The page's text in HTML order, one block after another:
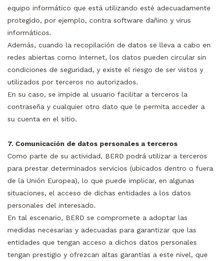
equipo informático que está utilizando esté adecuadamente
protegido, por ejemplo, contra software dañino y virus
informáticos.
Además, cuando la recopilación de datos se lleva a cabo en
redes abiertas como Internet, los datos pueden circular sin
condiciones de seguridad, y existe el riesgo de ser vistos y
utilizados por terceros no autorizados.
En su caso, se impide al usuario facilitar a terceros la
contraseña y cualquier otro dato que le permita acceder a
su cuenta en el sitio.
7. Comunicación de datos personales a terceros
Como parte de su actividad, BERD podrá utilizar a terceros
para prestar determinados servicios (ubicados dentro o fuera
de la Unión Europea), lo que puede implicar, en algunas
situaciones, el acceso de dichas entidades a los datos
personales del interesado.
En tal escenario, BERD se compromete a adoptar las
medidas necesarias y adecuadas para garantizar que las
entidades que tengan acceso a dichos datos personales
tengan prestigio y ofrezcan altas garantías a este nivel, que